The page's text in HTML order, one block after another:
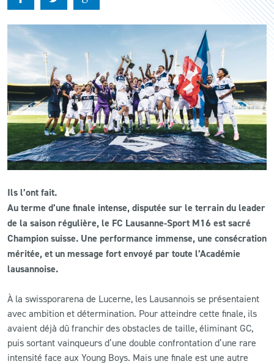
KIDS
BUSINESS
RESTAURATION
CLUB
CONTACT
LS E-SHOP
L’APP DU LS
LS ACADEMY CAMPS
PRESSE ET MEDIAS
Ils l’ont fait.
Au terme d’une finale intense, disputée sur le terrain du leader
de la saison régulière, le FC Lausanne‑Sport M16 est sacré
Champion suisse. Une performance immense, une consécration
méritée, et un message fort envoyé par toute l’Académie
lausannoise.
À la swissporarena de Lucerne, les Lausannois se présentaient
avec ambition et détermination. Pour atteindre cette finale, ils
avaient déjà dû franchir des obstacles de taille, éliminant GC,
puis sortant vainqueurs d’une double confrontation d’une rare
intensité face aux Young Boys. Mais une finale est une autre